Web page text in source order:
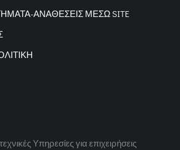
ΑΝΑΘΕΣΕΙΣ ΜΕΣΩ SITE
Υπηρεσίες για επιχειρήσεις